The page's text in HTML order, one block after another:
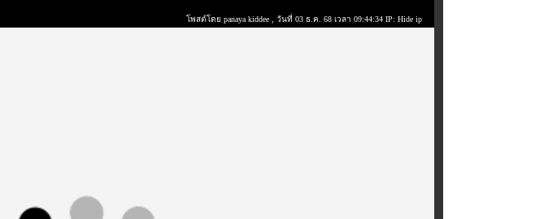
โพสต์โดย panaya kiddee , วันที่ 03 ธ.ค. 68 เวลา 09:44:34 IP: Hide ip